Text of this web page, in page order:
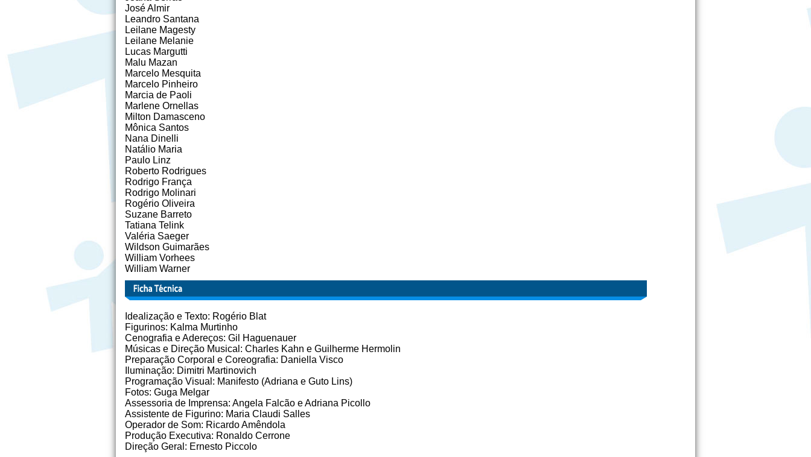
José Almir
Leandro Santana
Leilane Magesty
Leilane Melanie
Lucas Margutti
Malu Mazan
Marcelo Mesquita
Marcelo Pinheiro
Marcia de Paoli
Marlene Ornellas
Milton Damasceno
Mônica Santos
Nana Dinelli
Natálio Maria
Paulo Linz
Roberto Rodrigues
Rodrigo França
Rodrigo Molinari
Rogério Oliveira
Suzane Barreto
Tatiana Telink
Valéria Saeger
Wildson Guimarães
William Vorhees
William Warner
Idealização e Texto: Rogério Blat
Figurinos: Kalma Murtinho
Cenografia e Adereços: Gil Haguenauer
Músicas e Direção Musical: Charles Kahn e Guilherme Hermolin
Preparação Corporal e Coreografia: Daniella Visco
Iluminação: Dimitri Martinovich
Programação Visual: Manifesto (Adriana e Guto Lins)
Fotos: Guga Melgar
Assessoria de Imprensa: Angela Falcão e Adriana Picollo
Assistente de Figurino: Maria Claudi Salles
Operador de Som: Ricardo Amêndola
Produção Executiva: Ronaldo Cerrone
Direção Geral: Ernesto Piccolo